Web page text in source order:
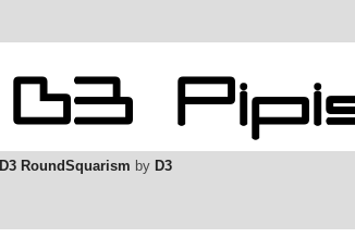
D3 RoundSquarism by D3